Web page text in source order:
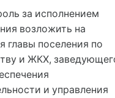
за исполнением
возложить на
главы поселения по
и ЖКХ,
и управления